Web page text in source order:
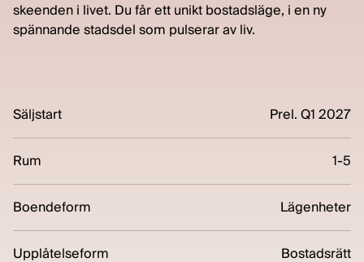
skeenden i livet. Du får ett unikt bostadsläge, i en ny
spännande stadsdel som pulserar av liv.
Säljstart Prel. Q1 2027
Rum 1-5
Boendeform Lägenheter
Upplåtelseform Bostadsrätt